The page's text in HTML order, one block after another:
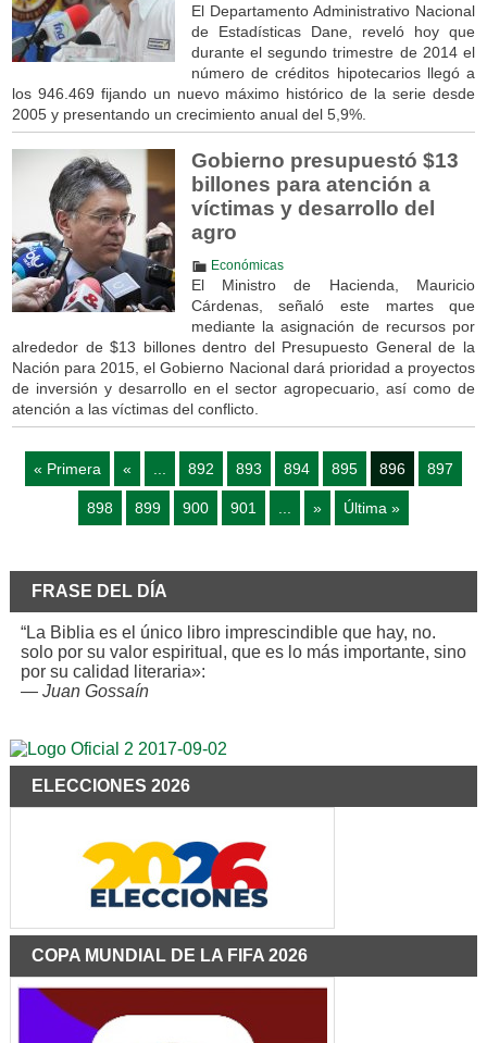
El Departamento Administrativo Nacional
de Estadísticas Dane, reveló hoy que
durante el segundo trimestre de 2014 el
número de créditos hipotecarios llegó a
los 946.469 fijando un nuevo máximo histórico de la serie desde
2005 y presentando un crecimiento anual del 5,9%.
Gobierno presupuestó $13
billones para atención a
víctimas y desarrollo del
agro
Económicas
El Ministro de Hacienda, Mauricio
Cárdenas, señaló este martes que
mediante la asignación de recursos por
alrededor de $13 billones dentro del Presupuesto General de la
Nación para 2015, el Gobierno Nacional dará prioridad a proyectos
de inversión y desarrollo en el sector agropecuario, así como de
atención a las víctimas del conflicto.
« Primera « 892 893 894 895 896 897
898 899 900 901 » Última »
FRASE DEL DÍA
“La Biblia es el único libro imprescindible que hay, no.
solo por su valor espiritual, que es lo más importante, sino
por su calidad literaria»:
— Juan Gossaín
ELECCIONES 2026
COPA MUNDIAL DE LA FIFA 2026